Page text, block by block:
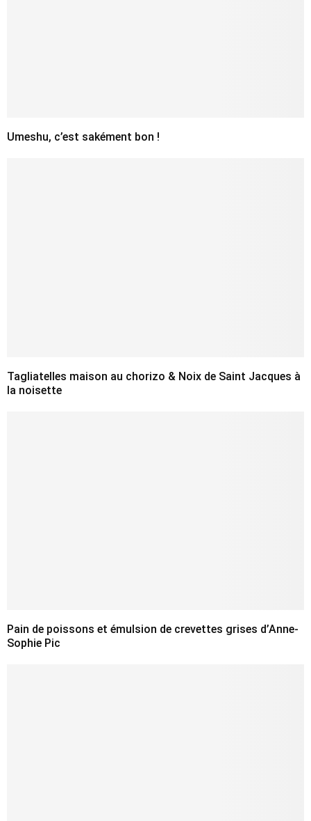
Umeshu, c’est sakément bon !
Tagliatelles maison au chorizo & Noix de Saint Jacques à
la noisette
Pain de poissons et émulsion de crevettes grises d’Anne-
Sophie Pic